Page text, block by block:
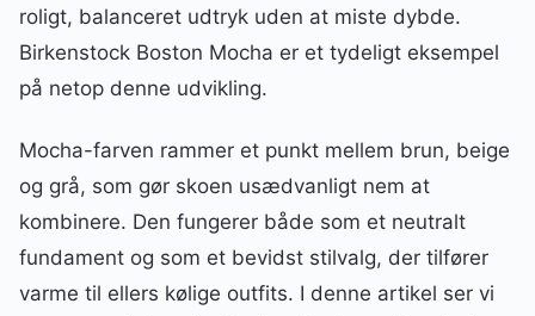
roligt, balanceret udtryk uden at miste dybde.
Birkenstock Boston Mocha er et tydeligt eksempel
på netop denne udvikling.
Mocha-farven rammer et punkt mellem brun, beige
og grå, som gør skoen usædvanligt nem at
kombinere. Den fungerer både som et neutralt
fundament og som et bevidst stilvalg, der tilfører
varme til ellers kølige outfits. I denne artikel ser vi